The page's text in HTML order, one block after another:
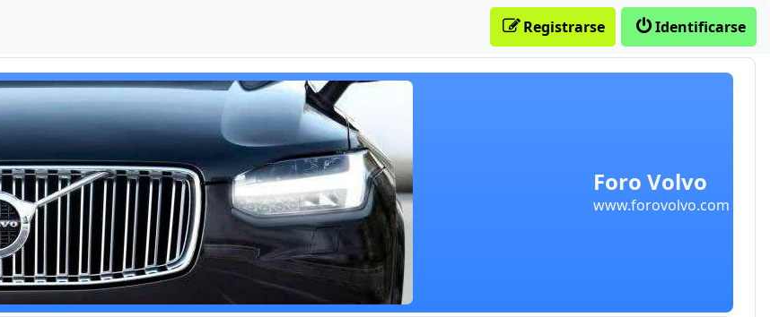
Foro Volvo
www.forovolvo.com
Identificarse
Registrarse